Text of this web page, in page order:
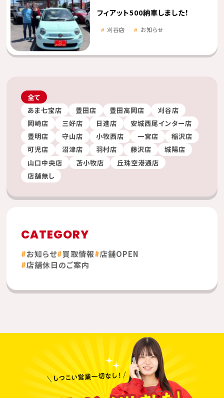
フィアット500納車しました！
刈谷店 お知らせ
全て
あま七宝店
豊田店 豊田高岡店
刈谷店
岡崎店
三好店 日進店
安城西尾インター店
豊明店
守山店 小牧西店 一宮店
稲沢店
可児店
沼津店 羽村店 藤沢店
城陽店
山口中央店
苫小牧店
丘珠空港通店
店舗無し
CATEGORY
お知らせ 買取情報 店舗OPEN
店舗休日のご案内